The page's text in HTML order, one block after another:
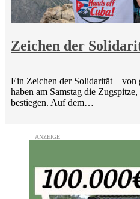
Zeichen der
Ein Zeichen der Solidarität –
haben am Samstag die
bestiegen. Auf dem…